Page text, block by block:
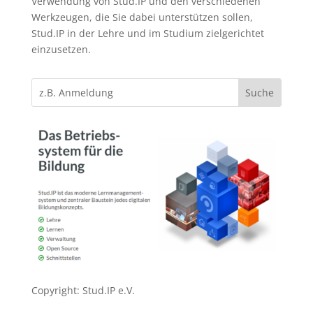
Werkzeugen, die Sie dabei unterstützen sollen,
Stud.IP in der Lehre und im Studium zielgerichtet
einzusetzen.
Copyright: Stud.IP e.V.